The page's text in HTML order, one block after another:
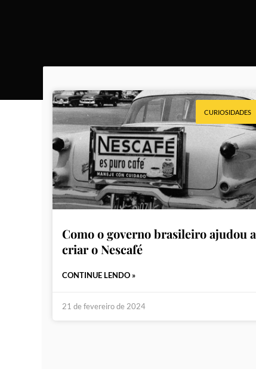
CURIOSIDADES
Como o governo brasileiro ajudou a
criar o Nescafé
CONTINUE LENDO »
21 de fevereiro de 2024